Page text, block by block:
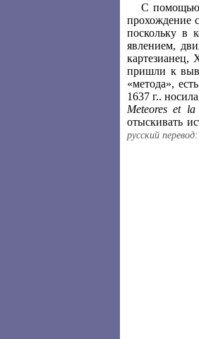
С помощью
прохождение
поскольку в
явлением,
картезианец,
пришли к
«метода»,
1637 г..
Meteores et
отыскивать
русский